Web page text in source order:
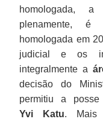
homologada,
plenamente,
homologada em
judicial e os
integralmente a
decisão do
permitiu a
Yvi Katu. Mais